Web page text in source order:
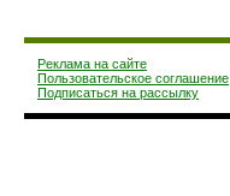
Реклама на сайте
Пользовательское соглашение
Подписаться на рассылку